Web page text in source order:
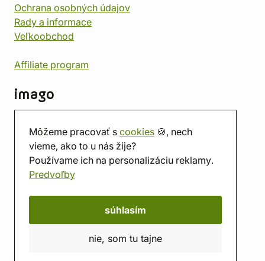
Môžeme pracovať s cookies 🍪, nech
vieme, ako to u nás žije?
Používame ich na personalizáciu reklamy.
Predvoľby
súhlasím
nie, som tu tajne
Ochrana osobných údajov
Rady a informace
Veľkoobchod
Affiliate program
imago
Predajňa
Herňa
O nás
Hodnotenie obchodu